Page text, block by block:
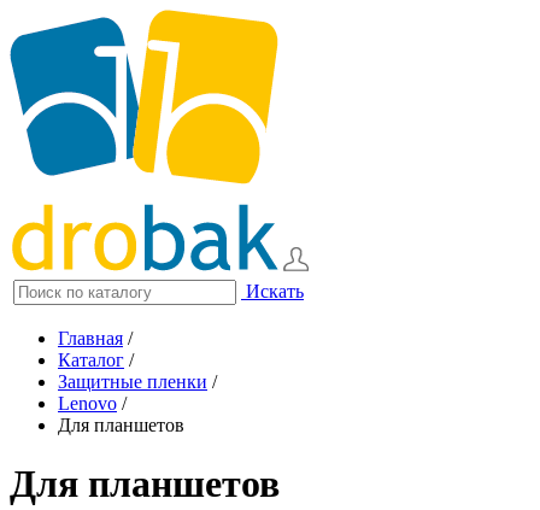
Искать
Главная /
Каталог /
Защитные пленки /
Lenovo /
Для планшетов
Для планшетов